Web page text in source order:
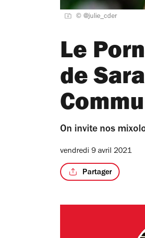
© @julie_cder
Le
de
On invite nos
vendredi 9 avril 2021
Partager